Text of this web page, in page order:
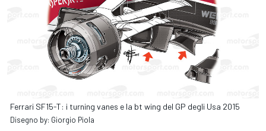
Ferrari SF15-T: i turning vanes e la bt wing del GP degli Usa 2015
Disegno by: Giorgio Piola